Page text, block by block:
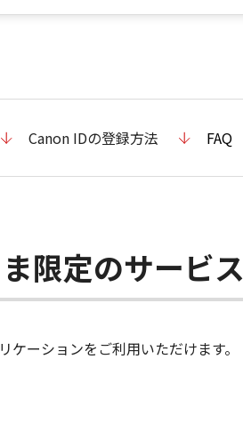
Canon IDの登録方法 FAQ
限定のサービス
ケーションをご利用いただけます。